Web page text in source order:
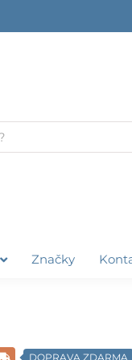
Značky
DOPRAVA ZDARMA